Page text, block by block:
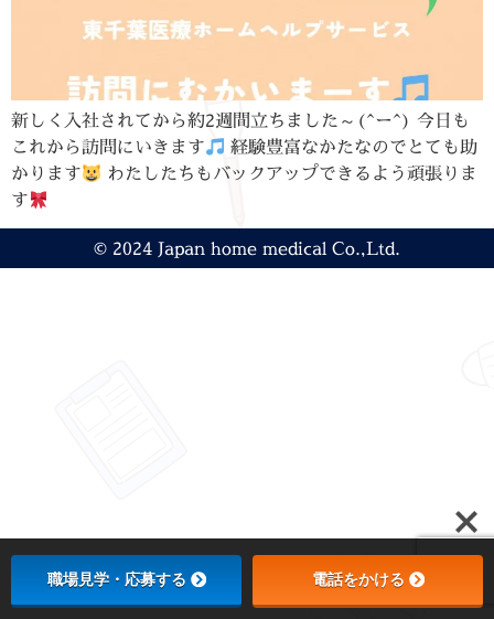
新しく入社されてから約2週間立ちました～(^ー^) 今日も
これから訪問にいきます
経験豊富なかたなのでとても助
かります
わたしたちもバックアップできるよう頑張りま
す
© 2024 Japan home medical Co.,Ltd.
職場見学・応募する 電話をかける